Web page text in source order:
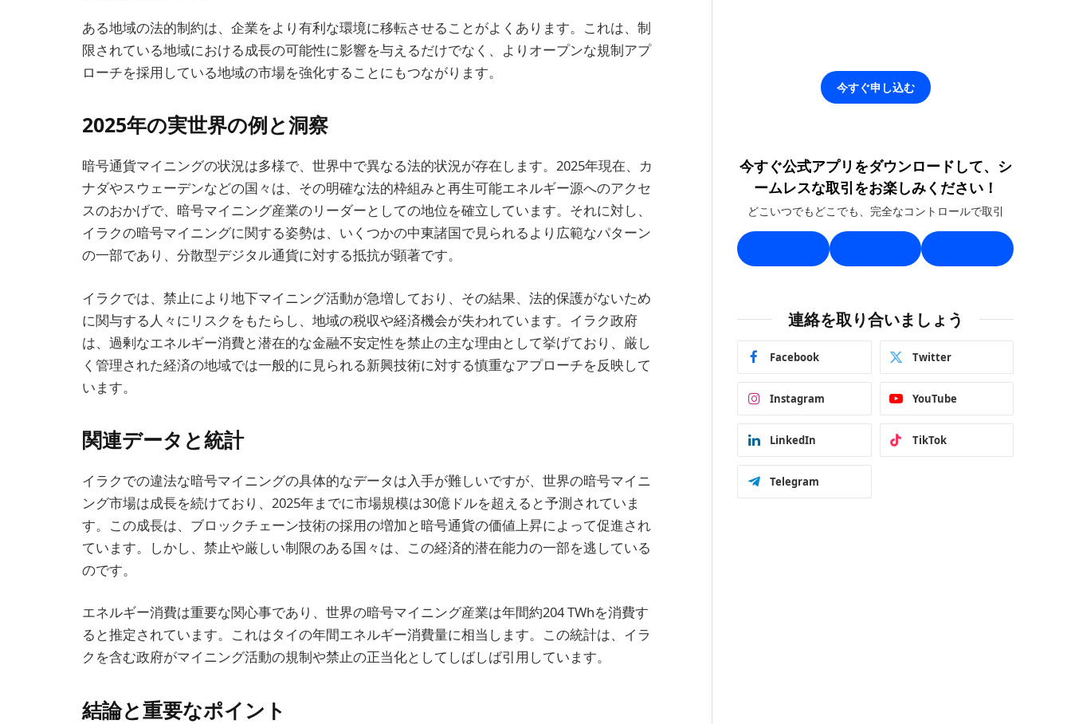
ある地域の法的制約は、企業をより有利な環境に移転させることがよくあります。これは、制
限されている地域における成長の可能性に影響を与えるだけでなく、よりオープンな規制アプ
ローチを採用している地域の市場を強化することにもつながります。
2025年の実世界の例と洞察
暗号通貨マイニングの状況は多様で、世界中で異なる法的状況が存在します。2025年現在、カ
ナダやスウェーデンなどの国々は、その明確な法的枠組みと再生可能エネルギー源へのアクセ
スのおかげで、暗号マイニング産業のリーダーとしての地位を確立しています。それに対し、
イラクの暗号マイニングに関する姿勢は、いくつかの中東諸国で見られるより広範なパターン
の一部であり、分散型デジタル通貨に対する抵抗が顕著です。
イラクでは、禁止により地下マイニング活動が急増しており、その結果、法的保護がないため
に関与する人々にリスクをもたらし、地域の税収や経済機会が失われています。イラク政府
は、過剰なエネルギー消費と潜在的な金融不安定性を禁止の主な理由として挙げており、厳し
く管理された経済の地域では一般的に見られる新興技術に対する慎重なアプローチを反映して
います。
関連データと統計
イラクでの違法な暗号マイニングの具体的なデータは入手が難しいですが、世界の暗号マイニ
ング市場は成長を続けており、2025年までに市場規模は30億ドルを超えると予測されていま
す。この成長は、ブロックチェーン技術の採用の増加と暗号通貨の価値上昇によって促進され
ています。しかし、禁止や厳しい制限のある国々は、この経済的潜在能力の一部を逃している
のです。
エネルギー消費は重要な関心事であり、世界の暗号マイニング産業は年間約204 TWhを消費す
ると推定されています。これはタイの年間エネルギー消費量に相当します。この統計は、イラ
クを含む政府がマイニング活動の規制や禁止の正当化としてしばしば引用しています。
結論と重要なポイント
今すぐ申し込む
今すぐ公式アプリをダウンロードして、シ
ームレスな取引をお楽しみください！
どこいつでもどこでも、完全なコントロールで取引
連絡を取り合いましょう
Facebook Twitter
Instagram YouTube
LinkedIn TikTok
Telegram